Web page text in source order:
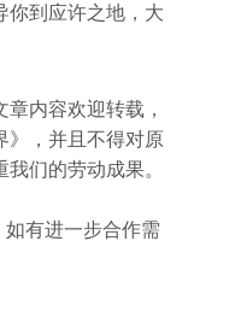
你到应许之地，大
章内容欢迎转载，
》，并且不得对原
们的劳动成果。
如有进一步合作需